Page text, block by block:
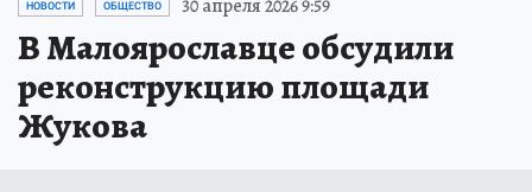
НОВОСТИ ОБЩЕСТВО 30 апреля 2026 9:59
В Малоярославце обсудили
реконструкцию площади
Жукова